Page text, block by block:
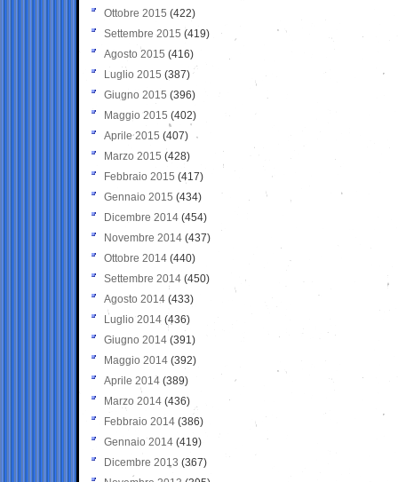
Ottobre 2015 (422)
Settembre 2015 (419)
Agosto 2015 (416)
Luglio 2015 (387)
Giugno 2015 (396)
Maggio 2015 (402)
Aprile 2015 (407)
Marzo 2015 (428)
Febbraio 2015 (417)
Gennaio 2015 (434)
Dicembre 2014 (454)
Novembre 2014 (437)
Ottobre 2014 (440)
Settembre 2014 (450)
Agosto 2014 (433)
Luglio 2014 (436)
Giugno 2014 (391)
Maggio 2014 (392)
Aprile 2014 (389)
Marzo 2014 (436)
Febbraio 2014 (386)
Gennaio 2014 (419)
Dicembre 2013 (367)